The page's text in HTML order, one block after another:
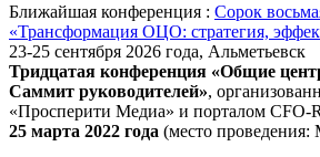
Ближайшая конференция : Сорок
«Трансформация ОЦО: стратегия,
23-25 сентября 2026 года, Альметьевск
Тридцатая конференция «Общие
Саммит руководителей»,
«Просперити Медиа» и порталом CFO-
25 марта 2022 года (место проведения: